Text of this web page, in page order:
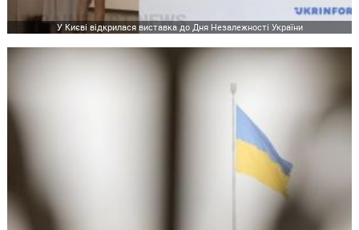
У Києві відкрилася виставка до Дня Незалежності України